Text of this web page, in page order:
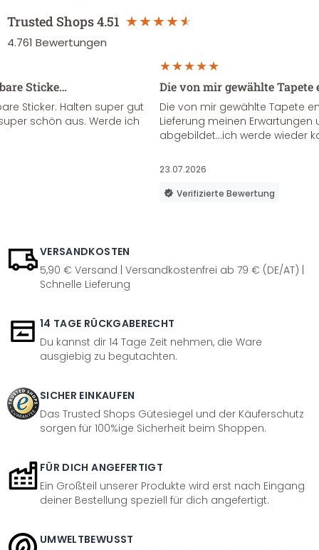
Trusted Shops4.51
4.761 Bewertungen
Sticke…
Sticker. Halten super gut
schön aus. Werde ich
Die von mir gewählte
Die von mir gewählte Tapete
Lieferung meinen Erwartungen
abgebildet...ich werde wieder
23.07.2026
Verifizierte Bewertung
VERSANDKOSTEN
5,90 € Versand | Versandkostenfrei ab 79 € (DE/AT) |
Schnelle Lieferung
14 TAGE RÜCKGABERECHT
Du kannst dir 14 Tage Zeit nehmen, die Ware
ausgiebig zu begutachten.
SICHER EINKAUFEN
Das Trusted Shops Gütesiegel und der Käuferschutz
sorgen für 100%ige Sicherheit beim Shoppen.
FÜR DICH ANGEFERTIGT
Ein Großteil unserer Produkte wird erst nach Eingang
deiner Bestellung speziell für dich angefertigt.
UMWELTBEWUSST